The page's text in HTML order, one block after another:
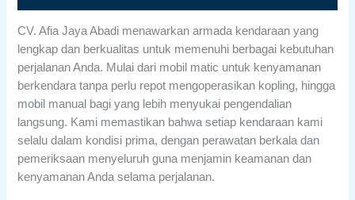
CV. Afia Jaya Abadi menawarkan armada kendaraan yang
lengkap dan berkualitas untuk memenuhi berbagai kebutuhan
perjalanan Anda. Mulai dari mobil matic untuk kenyamanan
berkendara tanpa perlu repot mengoperasikan kopling, hingga
mobil manual bagi yang lebih menyukai pengendalian
langsung. Kami memastikan bahwa setiap kendaraan kami
selalu dalam kondisi prima, dengan perawatan berkala dan
pemeriksaan menyeluruh guna menjamin keamanan dan
kenyamanan Anda selama perjalanan.